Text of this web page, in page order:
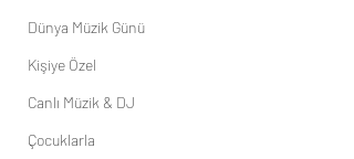
Dünya Müzik Günü
Kişiye Özel
Canlı Müzik & DJ
Çocuklarla